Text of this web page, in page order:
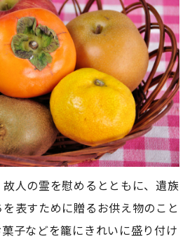
人の霊を慰めるとともに、遺族
表すために贈るお供え物のこと
子などを籠にきれいに盛り付け